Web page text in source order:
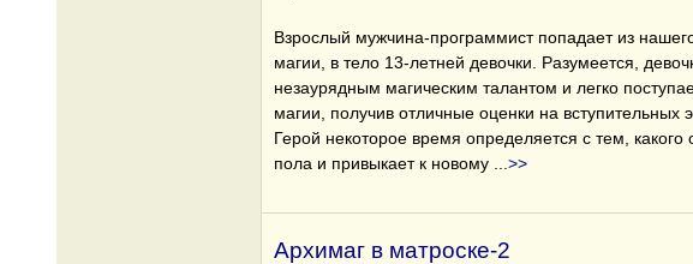
Взрослый мужчина-программист попадает из
магии, в тело 13-летней девочки. Разумеется,
незаурядным магическим талантом и легко
магии, получив отличные оценки на вступительных
Герой некоторое время определяется с тем, какого
пола и привыкает к новому
>>
Архимаг в матроске-2